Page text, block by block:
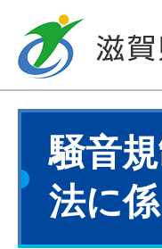
騒音
法に